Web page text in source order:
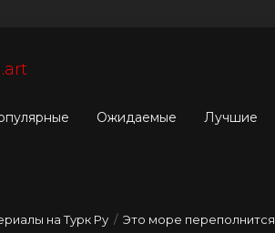
.art
Ожидаемые Лучшие
на Турк Ру / Это море переполнится